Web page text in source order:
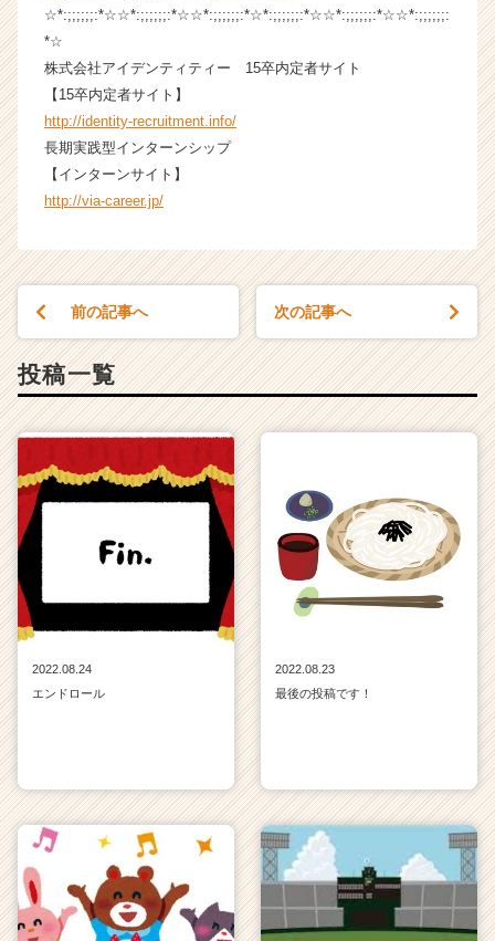
r
r）
☆*:;;;;;;:*☆☆*:;;;;;;:*☆☆*:;;;;;;:*☆*:;;;;;;:*☆☆*:;;;;;;:*☆☆*:;;;;;;:
*☆
株式会社アイデンティティー 15卒内定者サイト
【15卒内定者サイト】
http://identity-recruitment.info/
長期実践型インターンシップ
【インターンサイト】
http://via-career.jp/
前の記事へ 次の記事へ
投稿一覧
2022.08.24
エンドロール
2022.08.23
最後の投稿です！